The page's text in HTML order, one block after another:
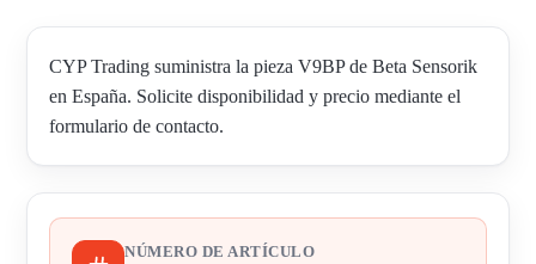
CYP Trading suministra la pieza V9BP de Beta Sensorik
en España. Solicite disponibilidad y precio mediante el
formulario de contacto.
NÚMERO DE ARTÍCULO